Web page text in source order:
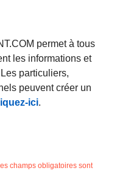
permet à tous
les informations et
particuliers,
peuvent créer un
ici.
champs obligatoires sont